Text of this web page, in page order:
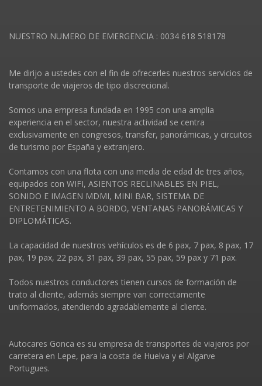
NUESTRO NUMERO DE EMERGENCIA : 0034 618 518178
Me dirijo a ustedes con el fin de ofrecerles nuestros servicios de
transporte de viajeros de tipo discrecional.
Somos una empresa fundada en 1995 con una amplia
experiencia en el sector, nuestra actividad se centra
exclusivamente en congresos, transfer, panorámicas, y circuitos
de turismo por España y extranjero.
Contamos con una flota con una media de edad de tres años,
equipados con WIFI, ASIENTOS RECLINABLES EN PIEL,
SONIDO E IMAGEN MDMI, MINI BAR, SISTEMA DE
ENTRETENIMIENTO A BORDO, VENTANAS PANORÁMICAS Y
DIPLOMÁTICAS.
La capacidad de nuestros vehí­culos es de 6 pax, 7 pax, 8 pax, 17
pax, 19 pax, 22 pax, 31 pax, 39 pax, 55 pax, 59 pax y 71 pax.
Todos nuestros conductores tienen cursos de formación de
trato al cliente, además siempre van correctamente
uniformados, atendiendo agradablemente al cliente.
Autocares Gonca es su empresa de transportes de viajeros por
carretera en Lepe, para la costa de Huelva y el Algarve
Portugues.